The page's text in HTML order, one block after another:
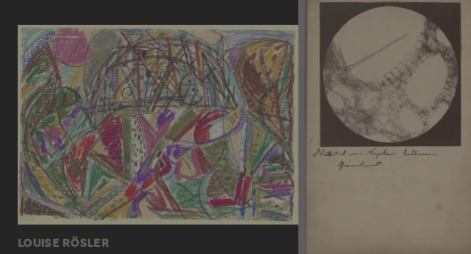
LOUISE RÖSLER